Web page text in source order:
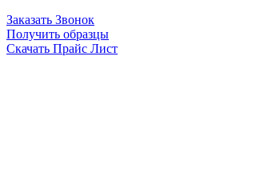
Заказать Звонок
Получить образцы
Скачать Прайс Лист